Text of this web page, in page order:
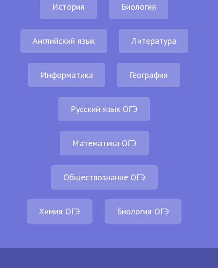
История Биология
Английский язык Литература
Информатика География
Русский язык ОГЭ
Математика ОГЭ
Обществознание ОГЭ
Химия ОГЭ Биология ОГЭ